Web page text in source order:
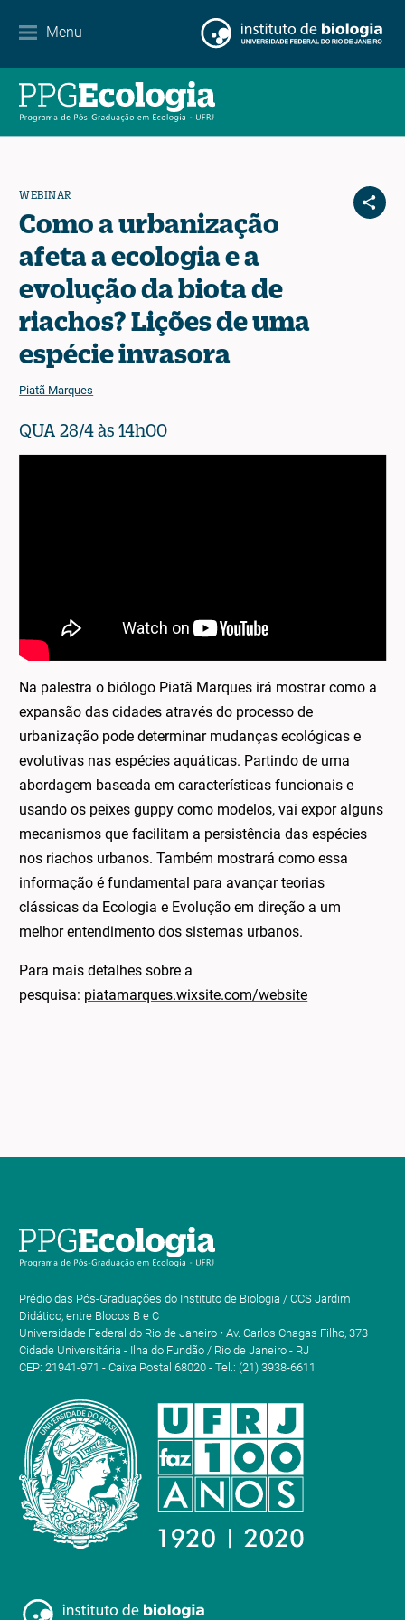
Menu
Contato
WEBINAR
Como a urbanização
afeta a ecologia e a
evolução da biota de
riachos? Lições de uma
espécie invasora
Piatã Marques
QUA 28/4 às 14h00
Na palestra o biólogo Piatã Marques irá mostrar como a
expansão das cidades através do processo de
urbanização pode determinar mudanças ecológicas e
evolutivas nas espécies aquáticas. Partindo de uma
abordagem baseada em características funcionais e
usando os peixes guppy como modelos, vai expor alguns
mecanismos que facilitam a persistência das espécies
nos riachos urbanos. Também mostrará como essa
informação é fundamental para avançar teorias
clássicas da Ecologia e Evolução em direção a um
melhor entendimento dos sistemas urbanos.
Para mais detalhes sobre a
pesquisa: piatamarques.wixsite.com/website
Prédio das Pós-Graduações do Instituto de Biologia / CCS Jardim
Didático, entre Blocos B e C
Universidade Federal do Rio de Janeiro • Av. Carlos Chagas Filho, 373
Cidade Universitária - Ilha do Fundão / Rio de Janeiro - RJ
CEP: 21941-971 - Caixa Postal 68020 - Tel.: (21) 3938-6611